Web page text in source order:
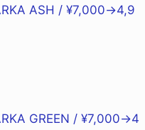
ASH / ¥7,000→4,9
GREEN / ¥7,000→4